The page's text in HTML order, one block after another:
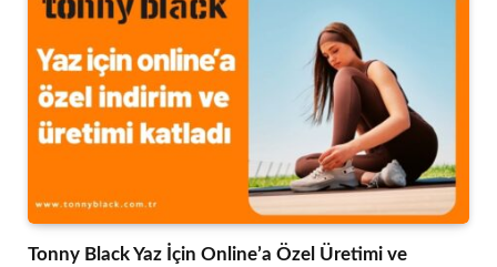
Tonny Black Yaz İçin Online’a Özel Üretimi ve